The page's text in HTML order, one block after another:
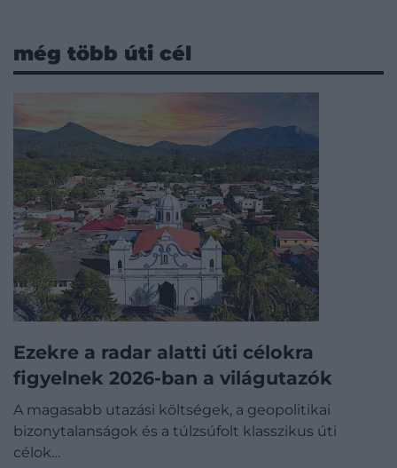
még több úti cél
Ezekre a radar alatti úti célokra
figyelnek 2026-ban a világutazók
A magasabb utazási költségek, a geopolitikai
bizonytalanságok és a túlzsúfolt klasszikus úti
célok…